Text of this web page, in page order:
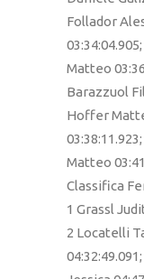
Follador
Matteo
Barazzuol
Hoffer
Matteo
Classifica
1 Grassl
2 Locatelli